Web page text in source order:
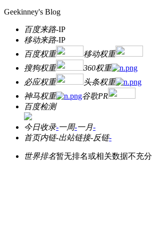
Geekinney's Blog
百度来路-IP
移动来路-IP
百度权重
移动权重
搜狗权重
360权重
必应权重
头条权重
神马权重
谷歌PR
百度检测
今日收录-一周-一月-
首页内链-出站链接-反链-
世界排名暂无排名或相关数据不充分